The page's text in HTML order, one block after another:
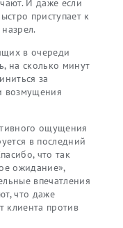
И даже если
приступает к
в очереди
на сколько минут
за
возмущения
ощущения
в последний
что так
ожидание»,
впечатления
что даже
клиента против